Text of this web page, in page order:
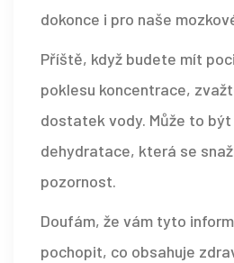
dokonce i pro naše
Příště, když budete mít
poklesu koncentrace,
dostatek vody. Může to
dehydratace, která se
pozornost.
Doufám, že vám tyto
pochopit, co obsahuje